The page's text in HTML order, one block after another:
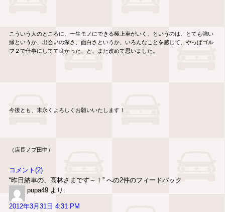
こういう人のところに、一生モノにできる極上車がいく、というのは、とても強い
縁というか、出会いの深さ、面白さというか、いろんなことを感じて、やっぱゴル
フ２で仕事にしてて良かった、と、また改めて思いました。
今後とも、末永くよろしくお願いいたします！
（店長ノブ田中）
コメント(2)
“昨日納車の、高林さまです～！” への2件のフィードバック
pupa49 より:
2012年3月31日 4:31 PM